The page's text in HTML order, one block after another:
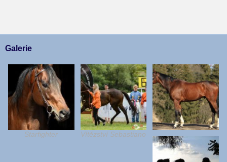
Galerie
Starfighter Vítězství Sebastiano